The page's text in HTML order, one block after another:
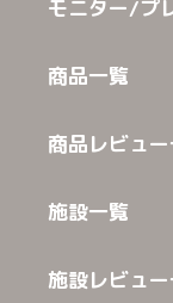
モニター/プ
商品一覧
商品レビュ
施設一覧
施設レビュ